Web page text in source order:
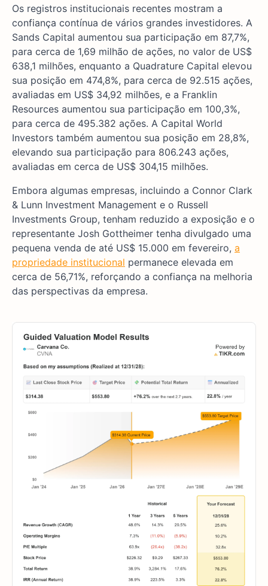
Os registros institucionais recentes mostram a
confiança contínua de vários grandes investidores. A
Sands Capital aumentou sua participação em 87,7%,
para cerca de 1,69 milhão de ações, no valor de US$
638,1 milhões, enquanto a Quadrature Capital elevou
sua posição em 474,8%, para cerca de 92.515 ações,
avaliadas em US$ 34,92 milhões, e a Franklin
Resources aumentou sua participação em 100,3%,
para cerca de 495.382 ações. A Capital World
Investors também aumentou sua posição em 28,8%,
elevando sua participação para 806.243 ações,
avaliadas em cerca de US$ 304,15 milhões.
Embora algumas empresas, incluindo a Connor Clark
& Lunn Investment Management e o Russell
Investments Group, tenham reduzido a exposição e o
representante Josh Gottheimer tenha divulgado uma
pequena venda de até US$ 15.000 em fevereiro, a
propriedade institucional permanece elevada em
cerca de 56,71%, reforçando a confiança na melhoria
das perspectivas da empresa.